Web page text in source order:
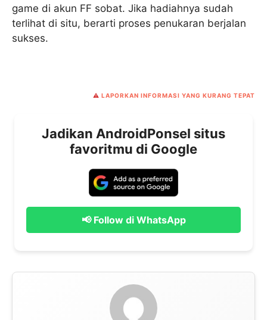
game di akun FF sobat. Jika hadiahnya sudah
terlihat di situ, berarti proses penukaran berjalan
sukses.
⚠️ LAPORKAN INFORMASI YANG KURANG TEPAT
Jadikan AndroidPonsel situs
favoritmu di Google
📢 Follow di WhatsApp